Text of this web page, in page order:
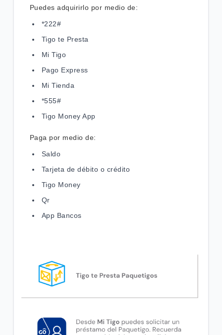
Inicial"
Conoce los pasos para verificar que la red 4G | LTE
de tu celular funciona correctamente
VER MÁS
Puedes adquirirlo por medio de:
*222#
Tigo te Presta
Mi Tigo
Pago Express
Mi Tienda
*555#
Tigo Money App
Paga por medio de:
Saldo
Tarjeta de débito o crédito
Tigo Money
Qr
App Bancos